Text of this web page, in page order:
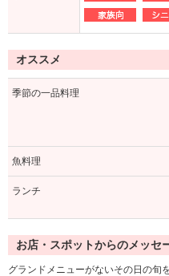
オススメ
季節の一品料理
魚料理
ランチ
お店・スポットからのメッセ
グランドメニューがないその日の旬